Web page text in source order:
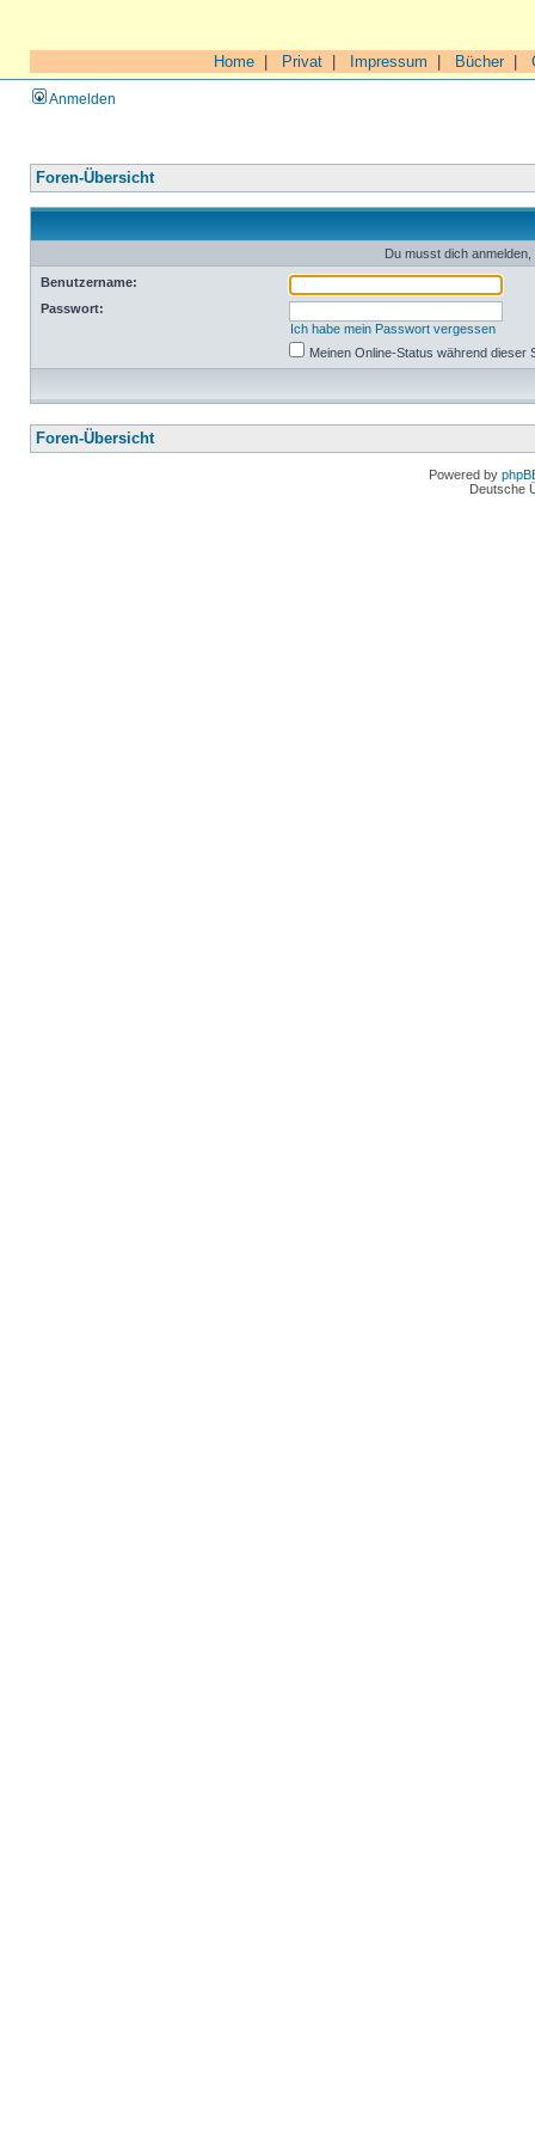
Home Privat Impressum Bücher|
Anmelden
Foren-Übersicht
Du musst dich
Benutzername:
Passwort:
Ich habe mein Passwort vergessen
Meinen Online-Status während dieser
Foren-Übersicht
Powered by
Deutsche